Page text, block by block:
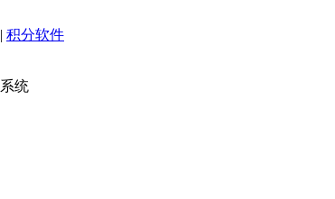
| 积分软件